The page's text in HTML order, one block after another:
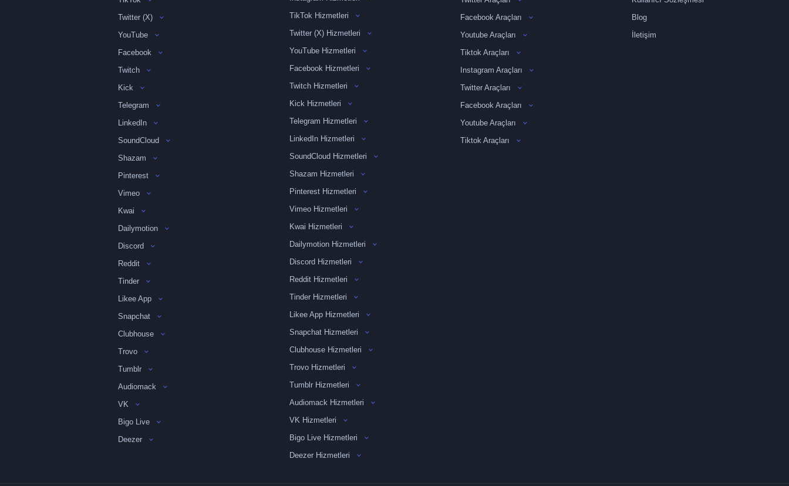
Twitter (X)
YouTube
Facebook
Twitch
Kick
Telegram
LinkedIn
SoundCloud
Shazam
Pinterest
Vimeo
Kwai
Dailymotion
Discord
Reddit
Tinder
Likee App
Snapchat
Clubhouse
Trovo
Tumblr
Audiomack
VK
Bigo Live
Deezer
TikTok Hizmetleri
Twitter (X) Hizmetleri
YouTube Hizmetleri
Facebook Hizmetleri
Twitch Hizmetleri
Kick Hizmetleri
Telegram Hizmetleri
LinkedIn Hizmetleri
SoundCloud Hizmetleri
Shazam Hizmetleri
Pinterest Hizmetleri
Vimeo Hizmetleri
Kwai Hizmetleri
Dailymotion Hizmetleri
Discord Hizmetleri
Reddit Hizmetleri
Tinder Hizmetleri
Likee App Hizmetleri
Snapchat Hizmetleri
Clubhouse Hizmetleri
Trovo Hizmetleri
Tumblr Hizmetleri
Audiomack Hizmetleri
VK Hizmetleri
Bigo Live Hizmetleri
Deezer Hizmetleri
Facebook Araçları
Youtube Araçları
Tiktok Araçları
Instagram Araçları
Twitter Araçları
Facebook Araçları
Youtube Araçları
Tiktok Araçları
Blog
İletişim